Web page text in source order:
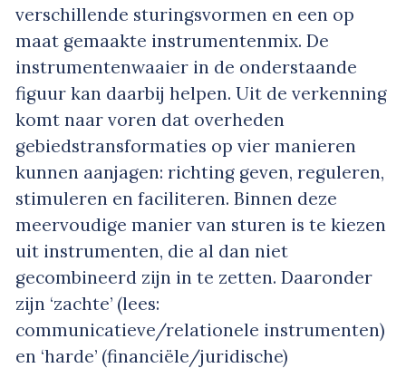
verschillende sturingsvormen en een op
maat gemaakte instrumentenmix. De
instrumentenwaaier in de onderstaande
figuur kan daarbij helpen. Uit de verkenning
komt naar voren dat overheden
gebiedstransformaties op vier manieren
kunnen aanjagen: richting geven, reguleren,
stimuleren en faciliteren. Binnen deze
meervoudige manier van sturen is te kiezen
uit instrumenten, die al dan niet
gecombineerd zijn in te zetten. Daaronder
zijn ‘zachte’ (lees:
communicatieve/relationele instrumenten)
en ‘harde’ (financiële/juridische)